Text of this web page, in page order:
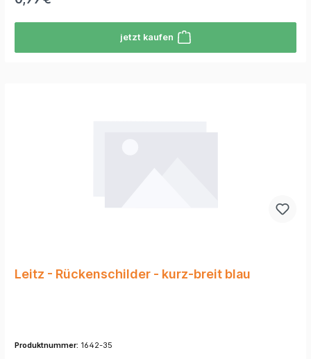
jetzt kaufen
Leitz - Rückenschilder - kurz-breit blau
Produktnummer: 1642-35